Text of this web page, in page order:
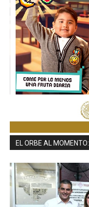
EL ORBE AL MOMENTO: